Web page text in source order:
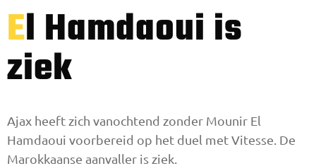
El Hamdaoui is
ziek
Ajax heeft zich vanochtend zonder Mounir El
Hamdaoui voorbereid op het duel met Vitesse. De
Marokkaanse aanvaller is ziek.